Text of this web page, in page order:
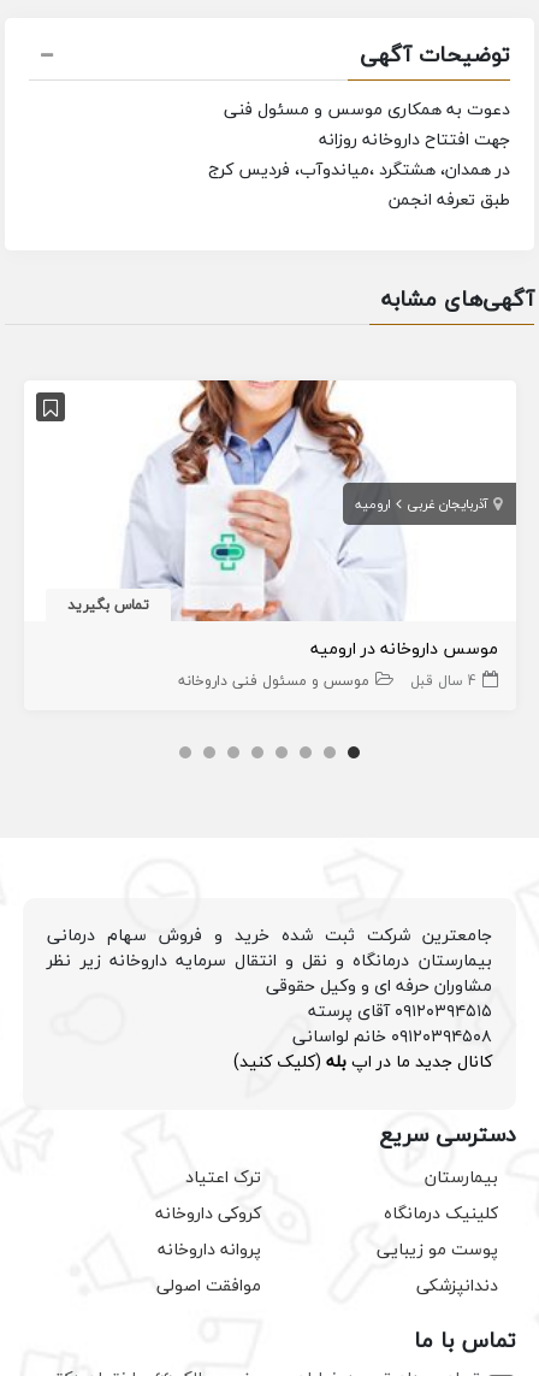
توضیحات آگهی
دعوت به همکاری موسس و مسئول فنی
جهت افتتاح داروخانه روزانه
در همدان، هشتگرد ،میاندوآب، فردیس کرج
طبق تعرفه انجمن
آگهی‌های مشابه
آذربایجان غربی ارومیه
تماس بگیرید
موسس داروخانه در ارومیه
4 سال قبل موسس و مسئول فنی داروخانه
جامعترین شرکت ثبت شده خرید و فروش سهام درمانی
بیمارستان درمانگاه و نقل و انتقال سرمایه داروخانه زیر نظر
مشاوران حرفه ای و وکیل حقوقی
۰۹۱۲۰۳۹۴۵۱۵ آقای پرسته
۰۹۱۲۰۳۹۴۵۰۸ خانم لواسانی
کانال جدید ما در اپبله (کلیک کنید)
دسترسی سریع
بیمارستان
کلینیک درمانگاه
پوست مو زیبایی
دندانپزشکی
ترک اعتیاد
کروکی داروخانه
پروانه داروخانه
موافقت اصولی
تماس با ما